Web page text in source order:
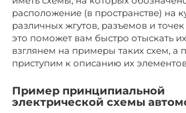
расположение (в пространстве) на
различных жгутов, разъемов и
это поможет вам быстро отыскать
взглянем на примеры таких схем, а
приступим к описанию их
Пример принципиальной
электрической схемы